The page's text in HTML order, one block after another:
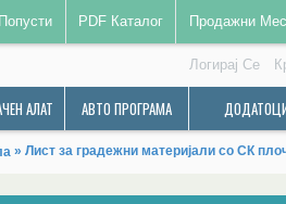
Попусти PDF Каталог Продажни
Логирај Се
АЛАТ АВТО ПРОГРАМА
» Лист за градежни материјали со СК